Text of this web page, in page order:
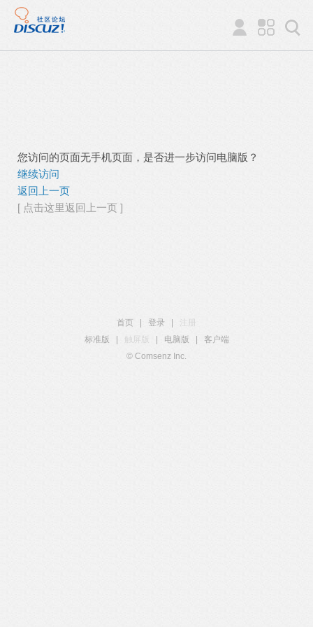
您访问的页面无手机页面，是否进一步访问电脑版？
继续访问
返回上一页
[ 点击这里返回上一页 ]
首页 登录
注册
标准版
触屏版 电脑版
客户端
© Comsenz Inc.